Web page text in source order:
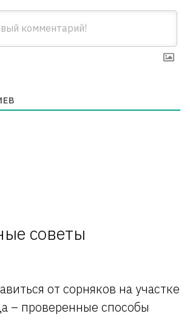
советы
от сорняков на участке
– проверенные способы